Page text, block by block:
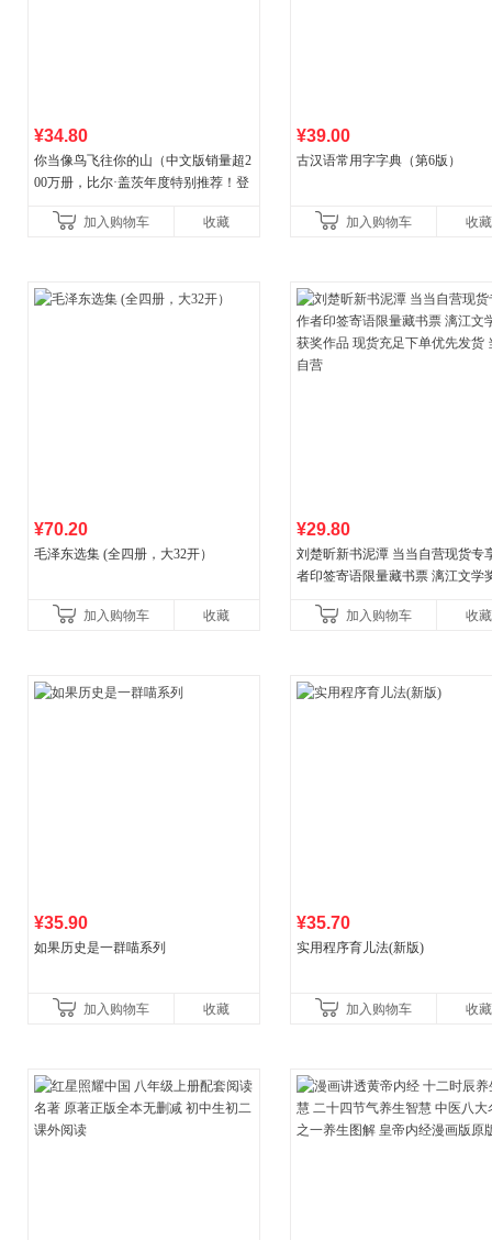
¥34.80
你当像鸟飞往你的山（中文版销量超2
00万册，比尔·盖茨年度特别推荐！登
比你听说的还要
加入购物车 收藏
¥39.00
古汉语常用字字典（第6版）
加入购物车 收藏
¥70.20
毛泽东选集 (全四册，大32开）
加入购物车 收藏
¥29.80
刘楚昕新书泥潭 当当自营现货专
者印签寄语限量藏书票 漓江文学
加入购物车 收藏
¥35.90
如果历史是一群喵系列
加入购物车 收藏
¥35.70
实用程序育儿法(新版)
加入购物车 收藏